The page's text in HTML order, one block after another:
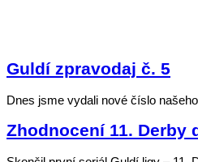
Guldí zpravodaj č. 5
Dnes jsme vydali nové číslo
Zhodnocení 11. Derby